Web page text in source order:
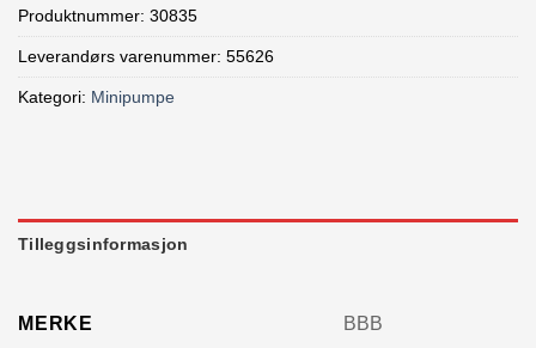
Produktnummer: 30835
Leverandørs varenummer: 55626
Kategori: Minipumpe
Tilleggsinformasjon
MERKE BBB